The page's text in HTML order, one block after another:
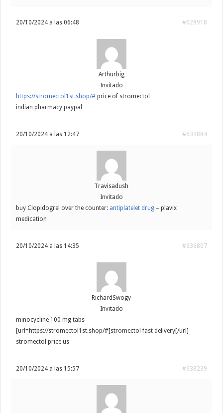
20/10/2024 a las 06:48 #628918
Arthurbig
Invitado
https://stromectol1st.shop/# price of stromectol
indian pharmacy paypal
20/10/2024 a las 12:47 #634884
Travisadush
Invitado
buy Clopidogrel over the counter: antiplatelet drug – plavix
medication
20/10/2024 a las 14:35 #636807
RichardSwogy
Invitado
minocycline 100 mg tabs
[url=https://stromectol1st.shop/#]stromectol fast delivery[/url]
stromectol price us
20/10/2024 a las 15:57 #638239